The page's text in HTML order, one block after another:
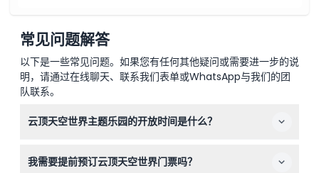
常见问题解答
以下是一些常见问题。如果您有任何其他疑问或需要进一步的说
明，请通过在线聊天、联系我们表单或WhatsApp与我们的团
队联系。
云顶天空世界主题乐园的开放时间是什么？
亚的国家公共假期和学校假日除外（可能会有变动——请在
我需要提前预订云顶天空世界门票吗？